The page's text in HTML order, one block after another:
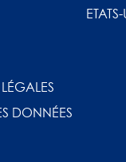
DONNÉES